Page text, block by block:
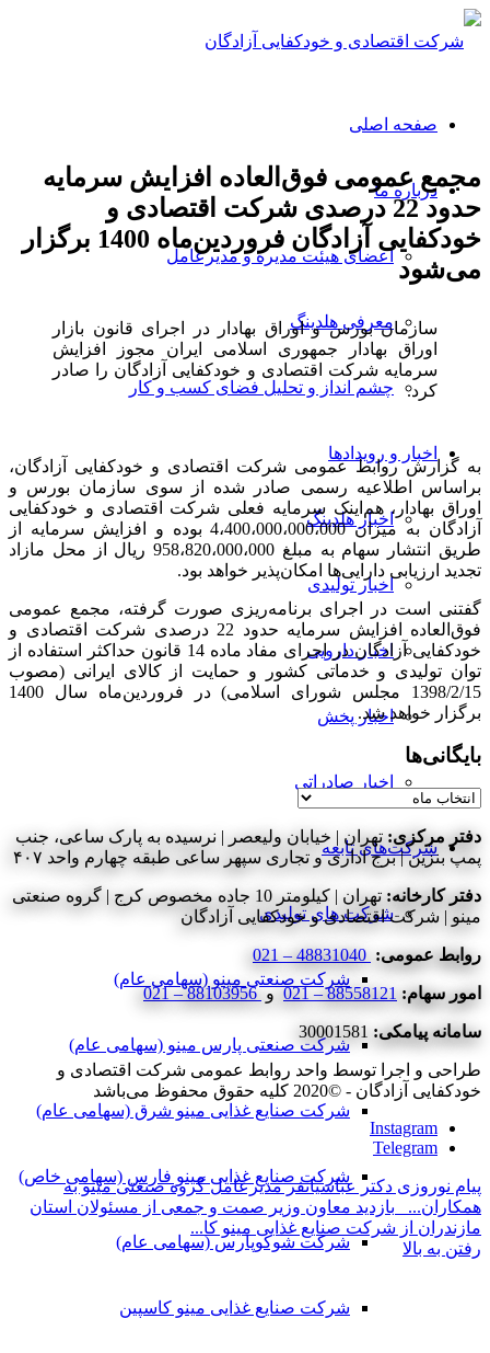
صفحه اصلی
درباره ما
اعضای هیئت مدیره و مدیرعامل
معرفی هلدینگ
چشم انداز و تحلیل فضای کسب و کار
اخبار و رویدادها
اخبار هلدینگ
اخبار تولیدی
اخبار دارویی
اخبار پخش
اخبار صادراتی
شرکت‌های تابعه
شرکت های تولیدی
شرکت صنعتی مینو (سهامی عام)
شرکت صنعتی پارس مینو (سهامی عام)
شرکت صنایع غذایی مینو شرق (سهامی عام)
شرکت صنایع غذایی مینو فارس (سهامی خاص)
شرکت شوکوپارس (سهامی عام)
شرکت صنایع غذایی مینو کاسپین
مجمع عمومی فوق‌العاده افزایش سرمایه
حدود 22 درصدی شرکت اقتصادی و
خودکفایی آزادگان فروردین‌ماه 1400 برگزار
می‌شود
سازمان بورس و اوراق بهادار در اجرای قانون بازار
اوراق بهادار جمهوری اسلامی ایران مجوز افزایش
سرمایه شرکت اقتصادی و خودکفایی آزادگان را صادر
کرد.
به گزارش روابط عمومی شرکت اقتصادی و خودکفایی آزادگان،
براساس اطلاعیه رسمی صادر شده از سوی سازمان بورس و
اوراق بهادار، ‌هم‌اینک سرمایه فعلی شرکت اقتصادی و خودکفایی
آزادگان به میزان 4،400،000،000،000 بوده و افزایش سرمایه از
طریق انتشار سهام به مبلغ 958،820،000،000 ریال از محل مازاد
تجدید ارزیابی دارایی‌ها امکان‌پذیر خواهد بود.
گفتنی است در اجرای برنامه‌ریزی صورت گرفته، مجمع عمومی
فوق‌العاده افزایش سرمایه حدود 22 درصدی شرکت اقتصادی و
خودکفایی آزادگان در اجرای مفاد ماده 14 قانون حداکثر استفاده از
توان تولیدی و خدماتی کشور و حمایت از کالای ایرانی (مصوب
1398/2/15 مجلس شورای اسلامی) در فروردین‌ماه سال 1400
برگزار خواهد شد.
بایگانی‌ها
بایگانی‌ها
دفتر مرکزی: تهران | خیابان ولیعصر | نرسیده به پارک ساعی، جنب
پمپ بنزین | برج اداری و تجاری سپهر ساعی طبقه چهارم واحد ۴۰۷
دفتر کارخانه:
تهران | کیلومتر 10 جاده مخصوص کرج | گروه صنعتی
مینو | شرکت اقتصادی و خودکفایی آزادگان
روابط عمومی:
امور سهام: 88558121 – 021 و88103956 – 021
سامانه پیامکی:
طراحی و اجرا توسط واحد روابط عمومی شرکت اقتصادی و
خودکفایی آزادگان - ©2020 کلیه حقوق محفوظ می‌باشد
Instagram
Telegram
پیام نوروزی دکتر عباسیانفر مدیرعامل گروه صنعتی مینو به
همکاران...
بازدید معاون وزیر صمت و جمعی از مسئولان استان
مازندران از شرکت صنایع غذایی مینو کا...
رفتن به بالا